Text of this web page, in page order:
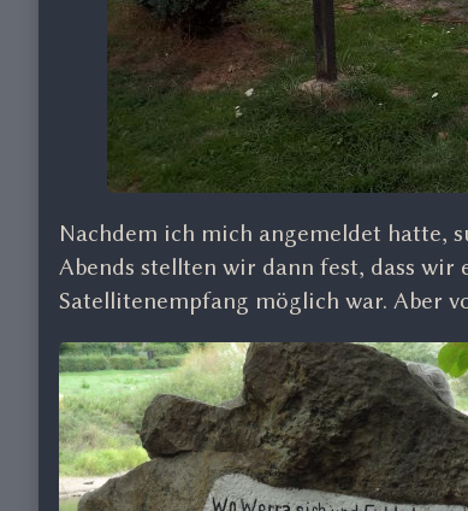
Nachdem ich mich angemeldet hatte,
Abends stellten wir dann fest, dass
Satellitenempfang möglich war. Aber